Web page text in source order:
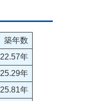
築年数
22.57年
25.29年
25.81年